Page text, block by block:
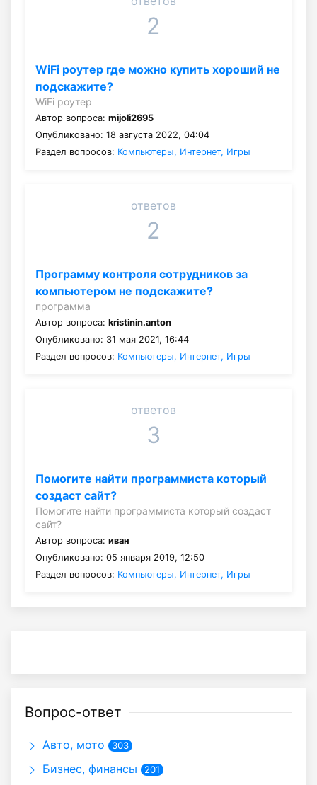
2
WiFi роутер где можно купить хороший не
подскажите?
WiFi роутер
Автор вопроса: mijoli2695
Опубликовано: 18 августа 2022, 04:04
Раздел вопросов: Компьютеры, Интернет, Игры
ответов
2
Программу контроля сотрудников за
компьютером не подскажите?
программа
Автор вопроса: kristinin.anton
Опубликовано: 31 мая 2021, 16:44
Раздел вопросов: Компьютеры, Интернет, Игры
ответов
3
Помогите найти программиста который
создаст сайт?
Помогите найти программиста который создаст
сайт?
Автор вопроса: иван
Опубликовано: 05 января 2019, 12:50
Раздел вопросов: Компьютеры, Интернет, Игры
Вопрос-ответ
Авто, мото 303
Бизнес, финансы 201